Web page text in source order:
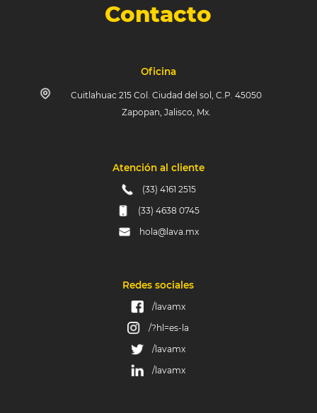
Contacto
Oficina
Cuitlahuac 215 Col. Ciudad del sol, C.P. 45050
Zapopan, Jalisco, Mx.
Atención al cliente
(33) 4161 2515
(33) 4638 0745
hola@lava.mx
Redes sociales
/lavamx
/?hl=es-la
/lavamx
/lavamx